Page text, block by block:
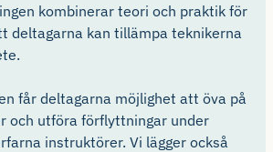
kombinerar teori och praktik för
deltagarna kan tillämpa teknikerna
får deltagarna möjlighet att öva på
och utföra förflyttningar under
instruktörer. Vi lägger också